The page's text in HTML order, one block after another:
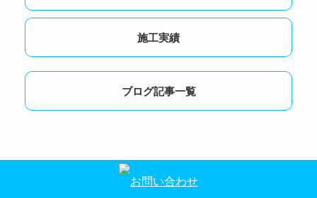
施工実績
ブログ記事一覧